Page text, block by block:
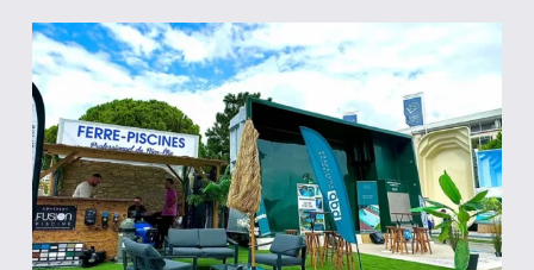
Magasin
Ferre
Piscines
Allauch